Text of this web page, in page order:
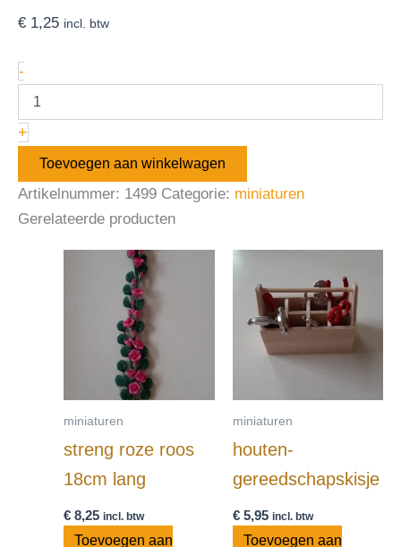
€ 1,25 incl. btw
-
+
Toevoegen aan winkelwagen
Artikelnummer: 1499 Categorie: miniaturen
Gerelateerde producten
miniaturen
streng roze roos
18cm lang
€ 8,25 incl. btw
Toevoegen aan
miniaturen
houten-
gereedschapskisje
€5,95 incl. btw
Toevoegen aan